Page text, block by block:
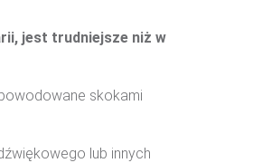
jest trudniejsze niż w
skokami
lub innych